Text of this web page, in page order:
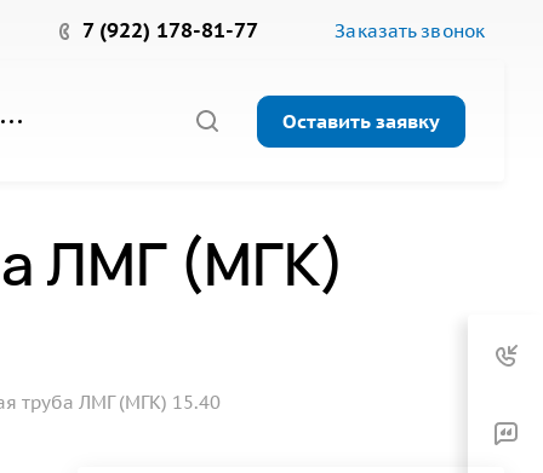
7 (922) 178-81-77 Заказать звонок
Оставить заявку
ЛМГ (МГК)
труба ЛМГ (МГК) 15.40